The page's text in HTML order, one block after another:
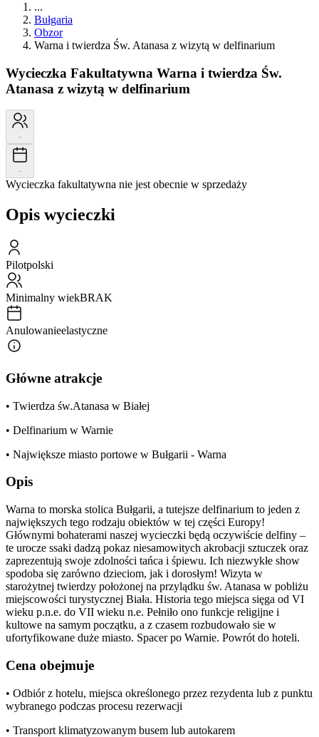
...
Bułgaria
Obzor
Warna i twierdza Św. Atanasa z wizytą w delfinarium
Wycieczka Fakultatywna Warna i twierdza Św.
Atanasa z wizytą w delfinarium
-
-
Wycieczka fakultatywna nie jest obecnie w sprzedaży
Opis wycieczki
Pilotpolski
Minimalny wiekBRAK
Anulowanieelastyczne
Główne atrakcje
• Twierdza św.Atanasa w Białej
• Delfinarium w Warnie
• Największe miasto portowe w Bułgarii - Warna
Opis
Warna to morska stolica Bułgarii, a tutejsze delfinarium to jeden z
największych tego rodzaju obiektów w tej części Europy!
Głównymi bohaterami naszej wycieczki będą oczywiście delfiny –
te urocze ssaki dadzą pokaz niesamowitych akrobacji sztuczek oraz
zaprezentują swoje zdolności tańca i śpiewu. Ich niezwykłe show
spodoba się zarówno dzieciom, jak i dorosłym! Wizyta w
starożytnej twierdzy położonej na przylądku św. Atanasa w pobliżu
miejscowości turystycznej Biała. Historia tego miejsca sięga od VI
wieku p.n.e. do VII wieku n.e. Pełniło ono funkcje religijne i
kultowe na samym początku, a z czasem rozbudowało sie w
ufortyfikowane duże miasto. Spacer po Warnie. Powrót do hoteli.
Cena obejmuje
• Odbiór z hotelu, miejsca określonego przez rezydenta lub z punktu
wybranego podczas procesu rezerwacji
• Transport klimatyzowanym busem lub autokarem